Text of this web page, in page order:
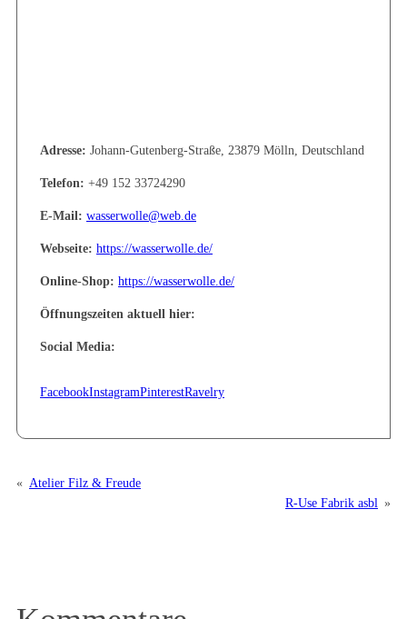
Adresse: Johann-Gutenberg-Straße, 23879 Mölln, Deutschland
Telefon: +49 152 33724290
E-Mail: wasserwolle@web.de
Webseite: https://wasserwolle.de/
Online-Shop: https://wasserwolle.de/
Öffnungszeiten aktuell hier:
Social Media:
FacebookInstagramPinterestRavelry
« Atelier Filz & Freude
R-Use Fabrik asbl »